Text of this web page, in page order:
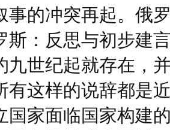
事的冲突再起。俄
斯：反思与初步建
九世纪起就存在，
有这样的说辞都是
国家面临国家构建